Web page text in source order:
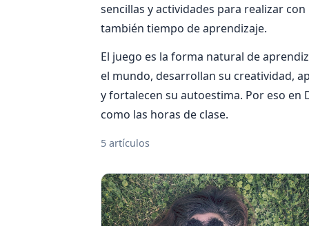
sencillas y actividades para realizar
también tiempo de aprendizaje.
El juego es la forma natural de
el mundo, desarrollan su creatividad,
y fortalecen su autoestima. Por eso
como las horas de clase.
5 artículos